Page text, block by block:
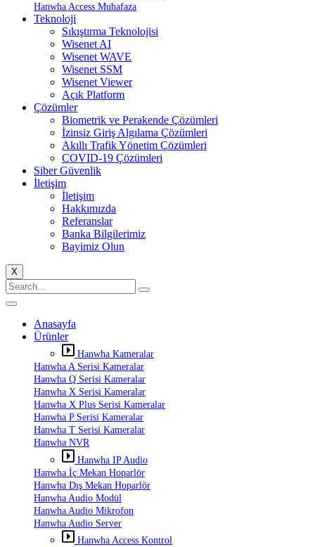
Hanwha Access Muhafaza
Teknoloji
Sıkıştırma Teknolojisi
Wisenet AI
Wisenet WAVE
Wisenet SSM
Wisenet Viewer
Açık Platform
Çözümler
Biometrik ve Perakende Çözümleri
İzinsiz Giriş Algılama Çözümleri
Akıllı Trafik Yönetim Çözümleri
COVID-19 Çözümleri
Siber Güvenlik
İletişim
İletişim
Hakkımızda
Referanslar
Banka Bilgilerimiz
Bayimiz Olun
X
Anasayfa
Ürünler
Hanwha Kameralar
Hanwha A Serisi Kameralar
Hanwha Q Serisi Kameralar
Hanwha X Serisi Kameralar
Hanwha X Plus Serisi Kameralar
Hanwha P Serisi Kameralar
Hanwha T Serisi Kameralar
Hanwha NVR
Hanwha IP Audio
Hanwha İç Mekan Hoparlör
Hanwha Dış Mekan Hoparlör
Hanwha Audio Modül
Hanwha Audio Mikrofon
Hanwha Audio Server
Hanwha Access Kontrol